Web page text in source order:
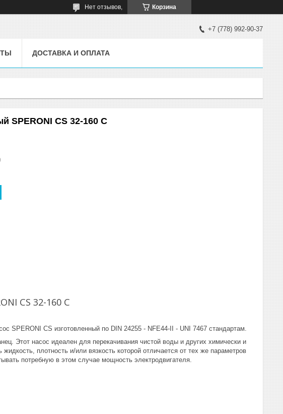
Корзина
Нет отзывов,
+7 (778) 992-90-37
ДОСТАВКА И ОПЛАТА
SPERONI CS 32-160 C
CS 32-160 C
SPERONI CS изготовленный по DIN 24255 - NFE44-II - UNI 7467 стандартам.
Этот насос идеален для перекачивания чистой воды и других химически и
плотность и/или вязкость которой отличается от тех же параметров
потребную в этом случае мощность электродвигателя.